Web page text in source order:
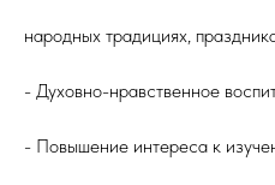
народных традициях,
- Духовно-нравственное
- Повышение интереса к